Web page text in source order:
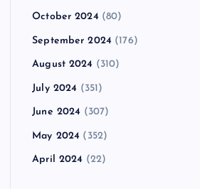
October 2024 (80)
September 2024 (176)
August 2024 (310)
July 2024 (351)
June 2024 (307)
May 2024 (352)
April 2024 (22)